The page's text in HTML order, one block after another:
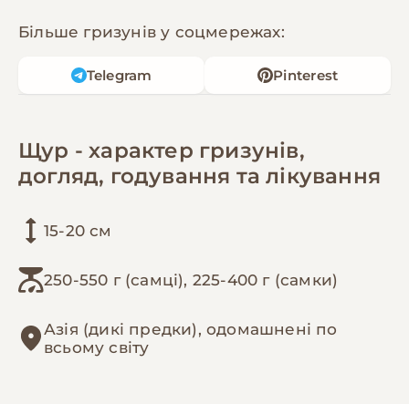
Більше гризунів у соцмережах:
Telegram Pinterest
Щур - характер гризунів,
догляд, годування та лікування
15-20 см
250-550 г (самці), 225-400 г (самки)
Азія (дикі предки), одомашнені по
всьому світу